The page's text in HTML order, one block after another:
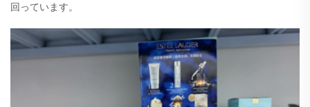
回っています。